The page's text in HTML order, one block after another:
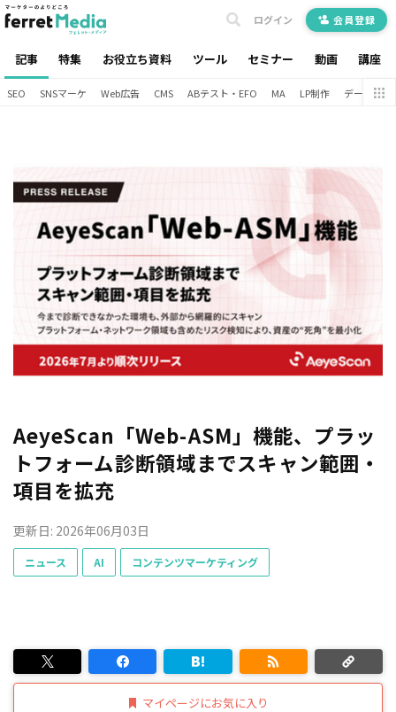
記事 特集 お役立ち資料 ツール セミナー 動画 講座
ログイン 会員登録
SEO SNSマーケ Web広告 CMS ABテスト・EFO MA LP制作 データ分析
AeyeScan「Web-ASM」機能、プラッ
トフォーム診断領域までスキャン範囲・
項目を拡充
更新日: 2026年06月03日
ニュース AI コンテンツマーケティング
マイページにお気に入り